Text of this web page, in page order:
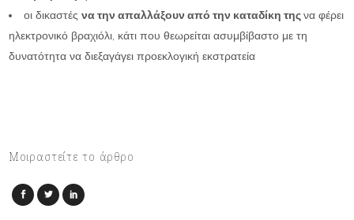
οι δικαστέςνα την απαλλάξουν από την καταδίκη τηςνα φέρει
ηλεκτρονικό βραχιόλι, κάτι που θεωρείται ασυμβίβαστο με τη
δυνατότητα να διεξαγάγει προεκλογική εκστρατεία
Μοιραστείτε το άρθρο